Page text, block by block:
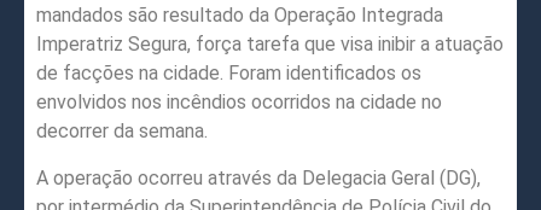
mandados são resultado da Operação Integrada
Imperatriz Segura, força tarefa que visa inibir a atuação
de facções na cidade. Foram identificados os
envolvidos nos incêndios ocorridos na cidade no
decorrer da semana.
A operação ocorreu através da Delegacia Geral (DG),